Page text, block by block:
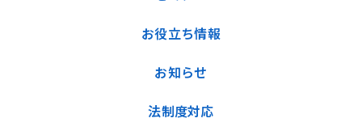
お役立ち情報
お知らせ
法制度対応